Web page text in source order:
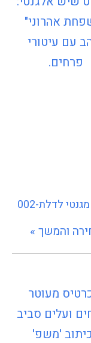
לדלת-002
והמשך »